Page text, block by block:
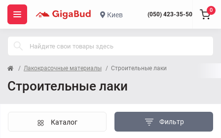
Киев (050) 423-35-50
0
Лакокрасочные материалы Строительные лаки
Строительные лаки
Фильтр
Каталог